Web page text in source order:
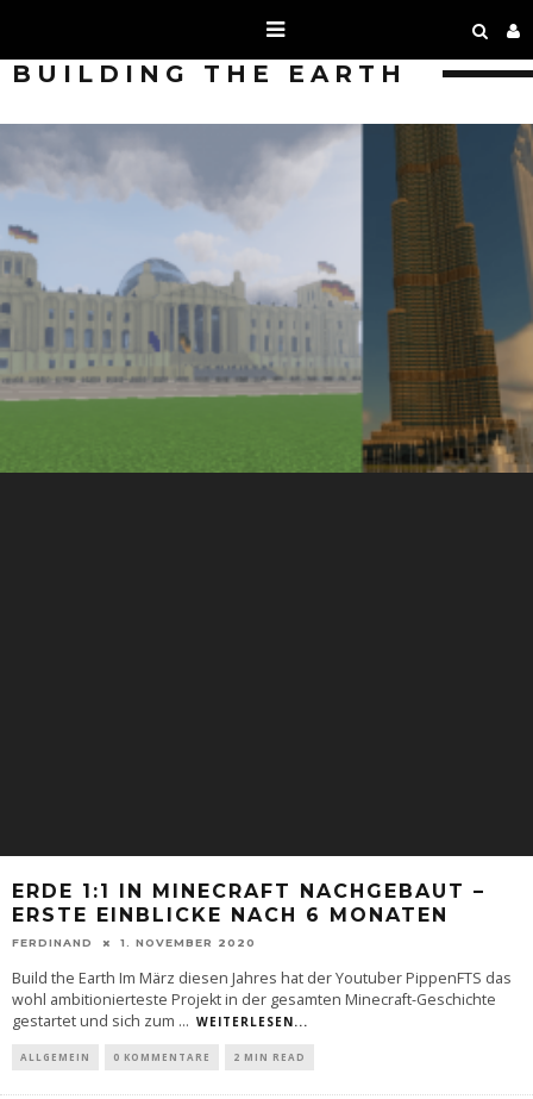
BUILDING THE EARTH
ERDE 1:1 IN MINECRAFT NACHGEBAUT –
ERSTE EINBLICKE NACH 6 MONATEN
FERDINAND 1. NOVEMBER 2020
Build the Earth Im März diesen Jahres hat der Youtuber PippenFTS das
wohl ambitionierteste Projekt in der gesamten Minecraft-Geschichte
gestartet und sich zum ... WEITERLESEN...
ALLGEMEIN 0 KOMMENTARE 2 MIN READ